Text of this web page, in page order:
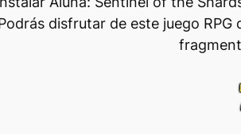
disfrutar de este juego